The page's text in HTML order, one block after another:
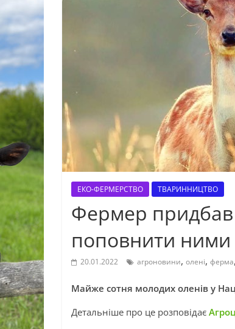
ЕКО-ФЕРМЕРСТВО ТВАРИННИЦТВО
Фермер придбав
поповнити ними
20.01.2022 агроновини, олені, ферма,
Майже сотня молодих оленів у
Детальніше про це розповідає